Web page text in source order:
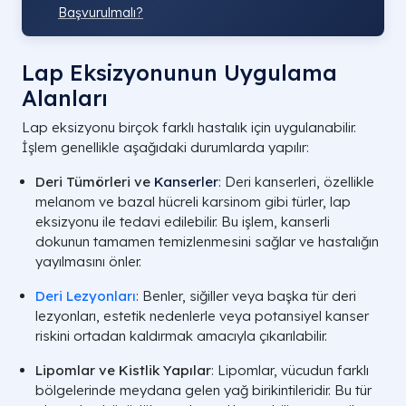
Başvurulmalı?
Lap Eksizyonunun Uygulama
Alanları
Lap eksizyonu birçok farklı hastalık için uygulanabilir.
İşlem genellikle aşağıdaki durumlarda yapılır:
Deri Tümörleri ve Kanserler: Deri kanserleri, özellikle
melanom ve bazal hücreli karsinom gibi türler, lap
eksizyonu ile tedavi edilebilir. Bu işlem, kanserli
dokunun tamamen temizlenmesini sağlar ve hastalığın
yayılmasını önler.
Deri Lezyonları: Benler, siğiller veya başka tür deri
lezyonları, estetik nedenlerle veya potansiyel kanser
riskini ortadan kaldırmak amacıyla çıkarılabilir.
Lipomlar ve Kistlik Yapılar: Lipomlar, vücudun farklı
bölgelerinde meydana gelen yağ birikintileridir. Bu tür